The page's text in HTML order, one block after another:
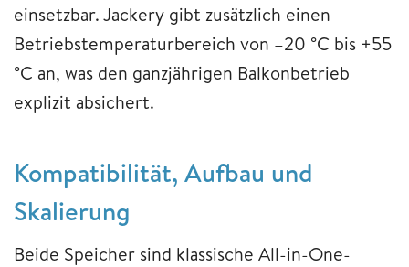
einsetzbar. Jackery gibt zusätzlich einen
Betriebstemperaturbereich von –20 °C bis +55
°C an, was den ganzjährigen Balkonbetrieb
explizit absichert.
Kompatibilität, Aufbau und
Skalierung
Beide Speicher sind klassische All-in-One-